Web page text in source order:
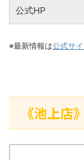
公式HP
※最新情報は公式サイ
《池上店